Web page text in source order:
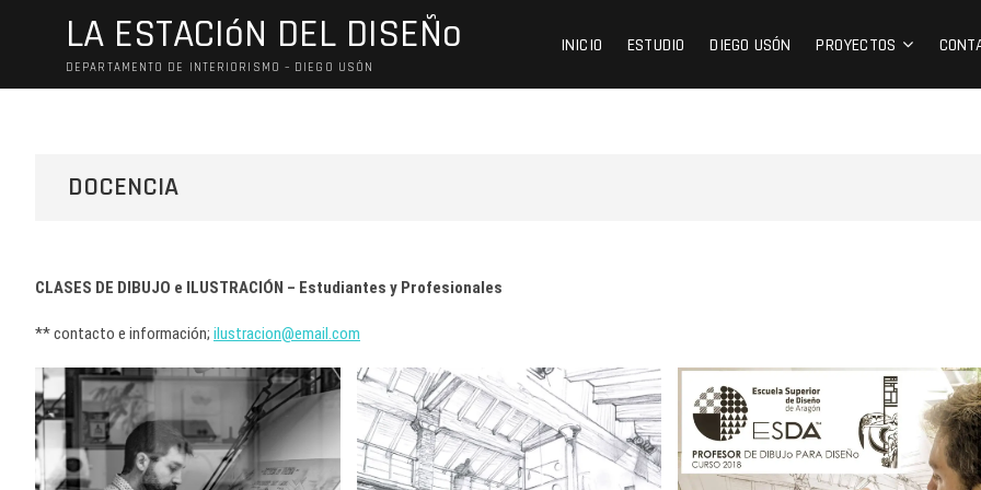
LA ESTACIóN DEL DISEÑo
DEPARTAMENTO DE INTERIORISMO – DIEGO USÓN
INICIO ESTUDIO DIEGO USÓN PROYECTOS
DOCENCIA
CLASES DE DIBUJO e ILUSTRACIÓN – Estudiantes y Profesionales
** contacto e información; ilustracion@email.com